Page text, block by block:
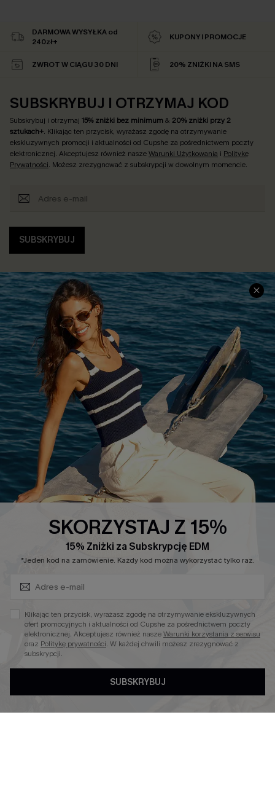
DARMOWA WYSYŁKA od
240zł+
KUPONY I PROMOCJE
ZWROT W CIĄGU 30 DNI 20% ZNIŻKI NA SMS
SUBSKRYBUJ I OTRZYMAJ KOD
Subskrybuj i otrzymaj 15% zniżki bez minimum& 20% zniżki przy 2
sztukach+. Klikając ten przycisk, wyrażasz zgodę na otrzymywanie
ekskluzywnych promocji i aktualności od Cupshe za pośrednictwem poczty
elektronicznej. Akceptujesz również naszeWarunki Użytkowania i Politykę
Prywatności. Możesz zrezygnować z subskrypcji w dowolnym momencie.
SUBSKRYBUJ
INFORMACJE O FIRMIE
O NAS
Opinie Klientów
Polityka Prywatności
Warunki & Zasady
Łańcuch Dostaw Cupshe
20% Zniżki na SMS
CENTRUM SERWISOWE
Informacje o Wysyłce
Jak Śledzić
Polityka Zwrotów
Rozpocznij Zwrot
Informacje o Rozmiarach
FAQS
Kontakt z Nami
POPULARNA KOLEKCJA
Modne Sukienki
Kontroli Brzucha
Wysokim Stanem
4.3
SKORZYSTAJ Z 15%
15% Zniżki za Subskrypcję EDM
*Jeden kod na zamówienie. Każdy kod można wykorzystać tylko raz.
Klikając ten przycisk, wyrażasz zgodę na otrzymywanie ekskluzywnych
ofert promocyjnych i aktualności od Cupshe za pośrednictwem poczty
elektronicznej. Akceptujesz również naszeWarunki korzystania z serwisu
oraz Politykę prywatności. W każdej chwili możesz zrezygnować z
subskrypcji.
SUBSKRYBUJ